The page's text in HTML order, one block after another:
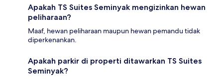
Apakah TS Suites Seminyak mengizinkan hewan
peliharaan?
Maaf, hewan peliharaan maupun hewan pemandu tidak
diperkenankan.
Apakah parkir di properti ditawarkan TS Suites
Seminyak?